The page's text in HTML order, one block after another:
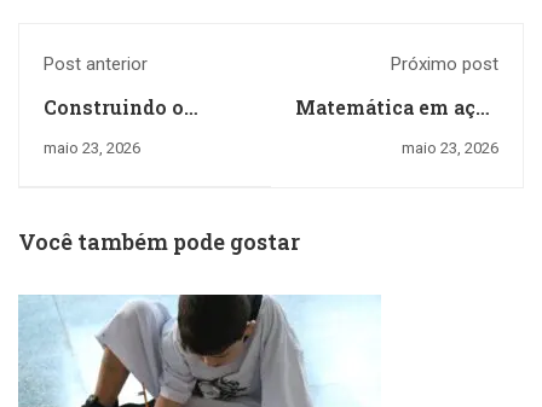
Post anterior
Construindo o
conceito de
maio 23, 2026
Próximo post
Matemática em ação
no 3º ano
maio 23, 2026
Você também pode gostar